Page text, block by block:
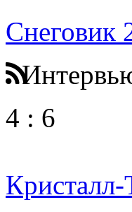
Снеговик
4 : 6
Кристалл-